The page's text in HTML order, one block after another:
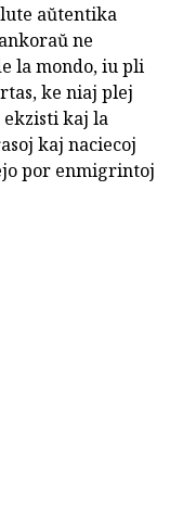
aŭtentika
ne
la mondo, iu pli
ke niaj plej
ekzisti kaj la
kaj naciecoj
por enmigrintoj